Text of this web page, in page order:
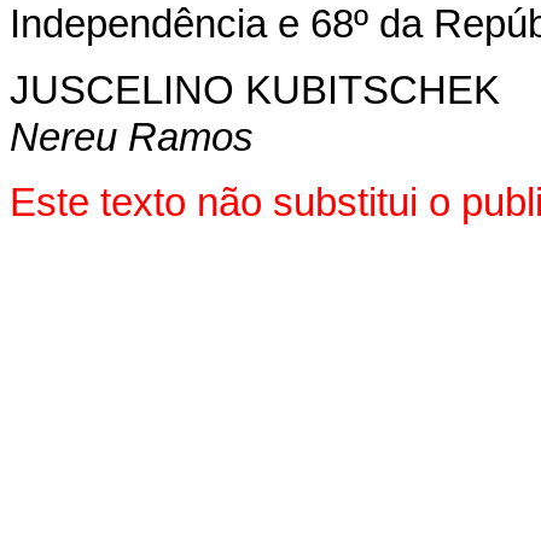
Independência e 68º da
JUSCELINO KUBITSCHEK
Nereu Ramos
Este texto não substitui o